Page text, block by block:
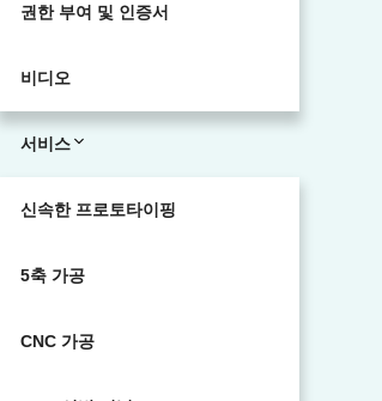
권한 부여 및 인증서
비디오
서비스
신속한 프로토타이핑
5축 가공
CNC 가공